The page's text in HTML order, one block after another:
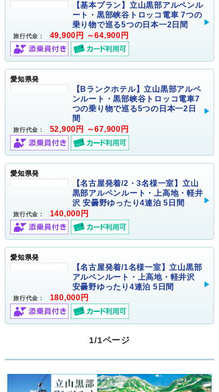
【基本プラン】立山黒部アルペンル
ート・黒部峡谷トロッコ電車 7つの
乗り物で巡る5つの日本一2日間
旅行代金： 49,900円 ～64,900円
愛知県発
【Bランクホテル】立山黒部アルペ
ンルート・黒部峡谷トロッコ電車7
つの乗り物で巡る5つの日本一2日
間
旅行代金： 52,900円 ～67,900円
愛知県発
【名古屋発着/2・3名様一室】立山
黒部アルペンルート・上高地・軽井
沢 安曇野ゆったり4連泊 5日間
旅行代金： 140,000円
愛知県発
【名古屋発着/1名様一室】立山黒部
アルペンルート・上高地・軽井沢
安曇野ゆったり4連泊 5日間
旅行代金： 180,000円
1/1ページ